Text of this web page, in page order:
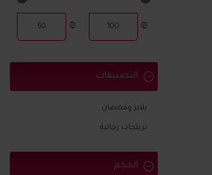
₪
₪
التصنيفات
بلايز وقمصان
ترينجات رجالية
الحجم